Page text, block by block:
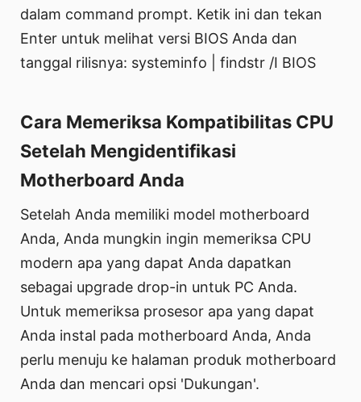
dalam command prompt. Ketik ini dan tekan
Enter untuk melihat versi BIOS Anda dan
tanggal rilisnya: systeminfo | findstr /I BIOS
Cara Memeriksa Kompatibilitas CPU
Setelah Mengidentifikasi
Motherboard Anda
Setelah Anda memiliki model motherboard
Anda, Anda mungkin ingin memeriksa CPU
modern apa yang dapat Anda dapatkan
sebagai upgrade drop-in untuk PC Anda.
Untuk memeriksa prosesor apa yang dapat
Anda instal pada motherboard Anda, Anda
perlu menuju ke halaman produk motherboard
Anda dan mencari opsi 'Dukungan'.